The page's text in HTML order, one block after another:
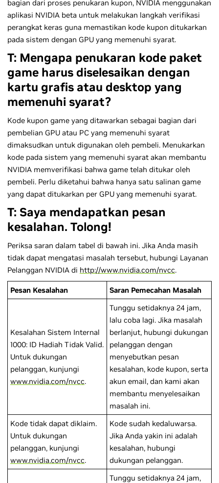
bagian dari proses penukaran kupon, NVIDIA menggunakan
aplikasi NVIDIA beta untuk melakukan langkah verifikasi
perangkat keras guna memastikan kode kupon ditukarkan
pada sistem dengan GPU yang memenuhi syarat.
T: Mengapa penukaran kode paket
game harus diselesaikan dengan
kartu grafis atau desktop yang
memenuhi syarat?
Kode kupon game yang ditawarkan sebagai bagian dari
pembelian GPU atau PC yang memenuhi syarat
dimaksudkan untuk digunakan oleh pembeli. Menukarkan
kode pada sistem yang memenuhi syarat akan membantu
NVIDIA memverifikasi bahwa game telah ditukar oleh
pembeli. Perlu diketahui bahwa hanya satu salinan game
yang dapat ditukarkan per GPU yang memenuhi syarat.
T: Saya mendapatkan pesan
kesalahan. Tolong!
Periksa saran dalam tabel di bawah ini. Jika Anda masih
tidak dapat mengatasi masalah tersebut, hubungi Layanan
Pelanggan NVIDIA di http://www.nvidia.com/nvcc.
Pesan Kesalahan Saran Pemecahan Masalah
Kesalahan Sistem Internal
1000: ID Hadiah Tidak Valid.
Untuk dukungan
pelanggan, kunjungi
www.nvidia.com/nvcc.
Tunggu setidaknya 24 jam,
lalu coba lagi. Jika masalah
berlanjut, hubungi dukungan
pelanggan dengan
menyebutkan pesan
kesalahan, kode kupon, serta
akun email, dan kami akan
membantu menyelesaikan
masalah ini.
Kode tidak dapat diklaim.
Untuk dukungan
pelanggan, kunjungi
www.nvidia.com/nvcc.
Kode sudah kedaluwarsa.
Jika Anda yakin ini adalah
kesalahan, hubungi
dukungan pelanggan.
Tunggu setidaknya 24 jam,